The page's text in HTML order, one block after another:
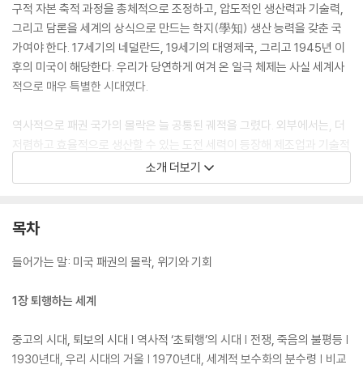
구적 자본 축적 과정을 총체적으로 조정하고, 압도적인 생산력과 기술력,
그리고 담론을 세계의 상식으로 만드는 학지(學知) 생산 능력을 갖춘 국
가여야 한다. 17세기의 네덜란드, 19세기의 대영제국, 그리고 1945년 이
후의 미국이 해당한다. 우리가 당연하게 여겨 온 일극 체제는 사실 세계사
적으로 매우 특별한 시대였다.
역사적으로 패권 국가의 몰락은 늘 공통된 궤적을 그렸다. 외부에서는, 더
저렴하고 효율적으로 생산할 수 있는 도전 세력이 등장해 제조업과 기술적
우위를 무너뜨린다. 내부에서는, 누적된 불만을 더 이상 억제하기 힘들어
진다. 게다가 기존 집권층은 여기에 제대로 대응하지 못하고 어설픈 시도
고 있다. 물론 막강한 군사적 네트워크와 금융 시장에서의 영향력은 당분
저물고 세계사는 다시 ‘기존 궤도’로 귀환하고 있다. 영토와 자원을 둘러싼
의 공백기에서 우리는 어떻게 살아남아야 할까?
‘팍스 아메리카나(Pax Americana)’의 위기는 곧 미국과 동반 국가인 대
한민국의 위기이기도 하다. 하지만 소련 출신 지식인으로 냉철한 외부자의
소개 더보기
목차
들어가는 말: 미국 패권의 몰락, 위기와 기회
1장 퇴행하는 세계
중고의 시대, 퇴보의 시대 | 역사적 ‘초퇴행’의 시대 | 전쟁, 죽음의 불평등 |
1930년대, 우리 시대의 거울 | 1970년대, 세계적 보수화의 분수령 | 비교